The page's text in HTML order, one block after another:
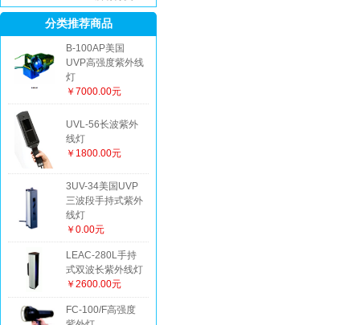
分类推荐商品
B-100AP美国
UVP高强度紫外线
灯
￥7000.00元
UVL-56长波紫外
线灯
￥1800.00元
3UV-34美国UVP
三波段手持式紫外
线灯
￥0.00元
LEAC-280L手持
式双波长紫外线灯
￥2600.00元
FC-100/F高强度